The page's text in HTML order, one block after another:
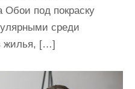
Обои под покраску
среди
жилья, […]